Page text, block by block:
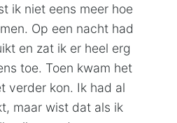
ik niet eens meer hoe
Op een nacht had
en zat ik er heel erg
toe. Toen kwam het
verder kon. Ik had al
maar wist dat als ik